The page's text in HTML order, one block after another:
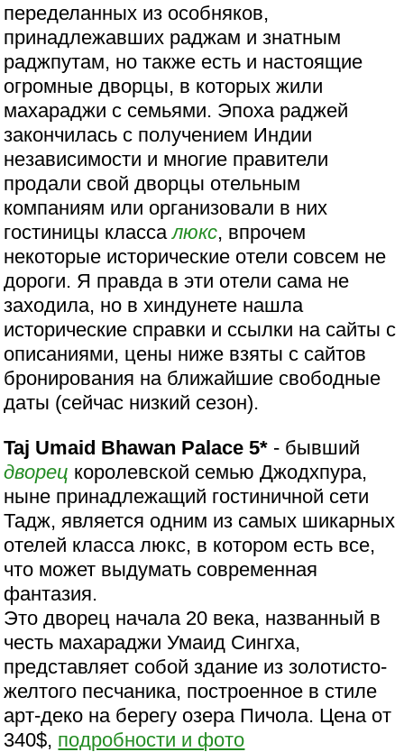
переделанных из особняков,
принадлежавших раджам и знатным
раджпутам, но также есть и настоящие
огромные дворцы, в которых жили
махараджи с семьями. Эпоха раджей
закончилась с получением Индии
независимости и многие правители
продали свой дворцы отельным
компаниям или организовали в них
гостиницы классалюкс, впрочем
некоторые исторические отели совсем не
дороги. Я правда в эти отели сама не
заходила, но в хиндунете нашла
исторические справки и ссылки на сайты с
описаниями, цены ниже взяты с сайтов
бронирования на ближайшие свободные
даты (сейчас низкий сезон).
Taj Umaid Bhawan Palace 5* - бывший
дворец королевской семью Джодхпура,
ныне принадлежащий гостиничной сети
Тадж, является одним из самых шикарных
отелей класса люкс, в котором есть все,
что может выдумать современная
фантазия.
Это дворец начала 20 века, названный в
честь махараджи Умаид Сингха,
представляет собой здание из золотисто-
желтого песчаника, построенное в стиле
арт-деко на берегу озера Пичола. Цена от
340$, подробности и фото